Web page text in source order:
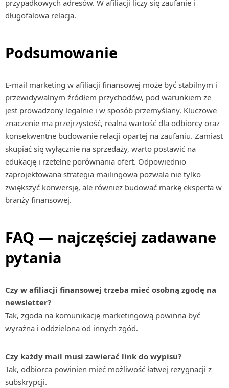
przypadkowych adresów. W afiliacji liczy się zaufanie i
długofalowa relacja.
Podsumowanie
E-mail marketing w afiliacji finansowej może być stabilnym i
przewidywalnym źródłem przychodów, pod warunkiem że
jest prowadzony legalnie i w sposób przemyślany. Kluczowe
znaczenie ma przejrzystość, realna wartość dla odbiorcy oraz
konsekwentne budowanie relacji opartej na zaufaniu. Zamiast
skupiać się wyłącznie na sprzedaży, warto postawić na
edukację i rzetelne porównania ofert. Odpowiednio
zaprojektowana strategia mailingowa pozwala nie tylko
zwiększyć konwersję, ale również budować markę eksperta w
branży finansowej.
FAQ — najczęściej zadawane
pytania
Czy w afiliacji finansowej trzeba mieć osobną zgodę na
newsletter?
Tak, zgoda na komunikację marketingową powinna być
wyraźna i oddzielona od innych zgód.
Czy każdy mail musi zawierać link do wypisu?
Tak, odbiorca powinien mieć możliwość łatwej rezygnacji z
subskrypcji.